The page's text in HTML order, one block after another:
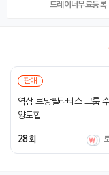
트레이너무료등록
판매
역삼 르망필라테스 그룹
양도합..
28회